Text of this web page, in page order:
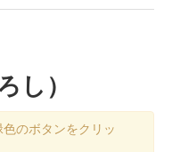
し）
のボタンをクリッ